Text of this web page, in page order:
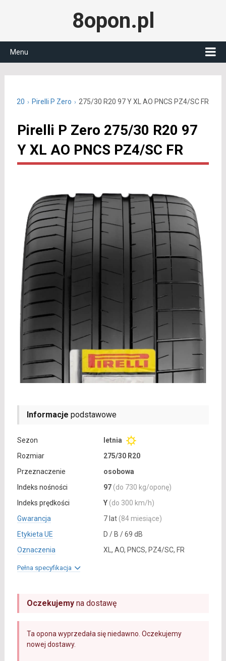
8opon.pl
Menu
R20 Pirelli P Zero 275/30 R20 97 Y XL AO PNCS PZ4/SC FR
Pirelli P Zero 275/30 R20 97
Y XL AO PNCS PZ4/SC FR
Informacje podstawowe
Sezon
letnia
Rozmiar
275/30 R20
Przeznaczenie
osobowa
Indeks nośności
97 (do 730 kg/oponę)
Indeks prędkości
Y (do 300 km/h)
Gwarancja
7 lat (84 miesiące)
Etykieta UE
D / B / 69 dB
Oznaczenia
XL, AO, PNCS, PZ4/SC, FR
Pełna specyfikacja
Oczekujemyna dostawę
Ta opona wyprzedała się niedawno. Oczekujemy
nowej dostawy.